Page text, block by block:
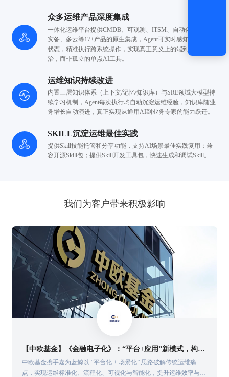
众多运维产品深度集成
一体化运维平台提供CMDB、可观测、ITSM、自动化、变更、
灾备、多云等17+产品的原生集成，Agent可实时感知全域运维
状态，精准执行跨系统操作，实现真正意义上的端到端运维自
治，而非孤立的单点AI工具。
运维知识持续改进
内置三层知识体系（上下文/记忆/知识库）与SRE领域大模型持
续学习机制，Agent每次执行均自动沉淀运维经验，知识库随业
务增长自动演进，真正实现从通用AI到业务专家的能力跃迁。
SKILL沉淀运维最佳实践
提供Skill技能托管和分享功能，支持AI场景最佳实践复用；兼
容开源Skill包；提供Skill开发工具包，快速生成和调试Skill。
我们为客户带来积极影响
【中欧基金】《金融电子化》：“平台+应用”新模式，构建综合高效运维管理体系
中欧基金携手嘉为蓝鲸以 “平台化 + 场景化” 思路破解传统运维痛
点，实现运维标准化、流程化、可视化与智能化，提升运维效率与业